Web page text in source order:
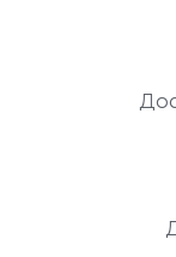
Юридические
Бухгалтерия